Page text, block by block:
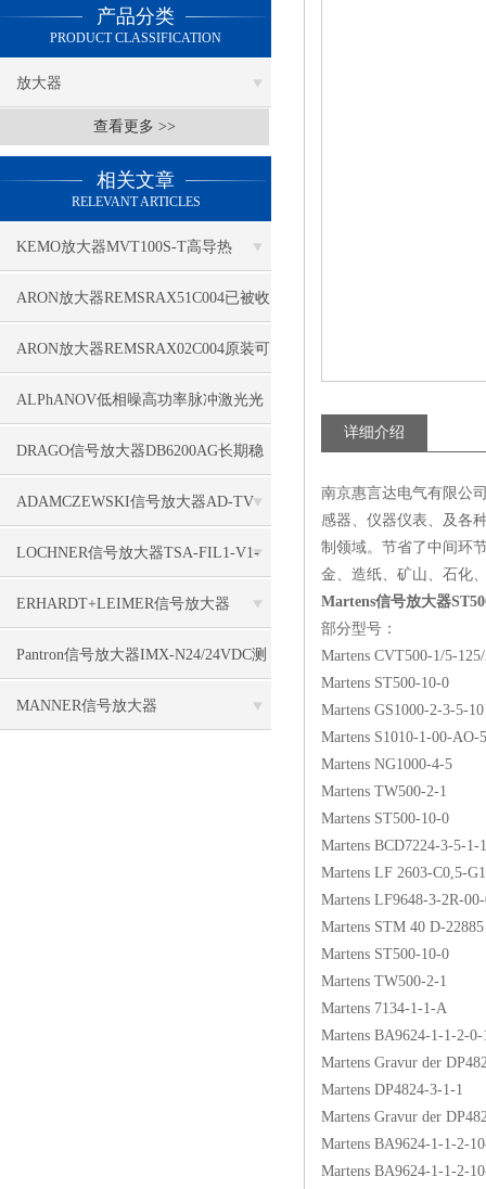
产品分类
PRODUCT CLASSIFICATION
放大器
查看更多 >>
相关文章
RELEVANT ARTICLES
KEMO放大器MVT100S-T高导热
ARON放大器REMSRAX51C004已被收
购
ARON放大器REMSRAX02C004原装可
靠性
ALPhANOV低相噪高功率脉冲激光光
纤放大系统S-CB
DRAGO信号放大器DB6200AG长期稳
定性
ADAMCZEWSKI信号放大器AD-TV
200 GS可靠性
LOCHNER信号放大器TSA-FIL1-V1-
5K-BW-V1 a-nr:501542彩色
ERHARDT+LEIMER信号放大器
00302990 CV 2201
Pantron信号放大器IMX-N24/24VDC测
试输入
MANNER信号放大器
MW_1kNm_0.05_-10+85_PCM16_6620_1_6.3_S20000_XTREMA-
详细介绍
南京惠言达电气有限公
感器、仪器仪表、及各
制领域。节省了中间环
金、造纸、矿山、石化
Martens信号放大器
部分型号：
Martens CVT500-1/5-
Martens ST500-10-0
Martens GS1000-2-3-5-10
Martens S1010-1-00-
Martens NG1000-4-5
Martens TW500-2-1
Martens ST500-10-0
Martens BCD7224-3-5-1-1
Martens LF 2603-C0,5-
Martens LF9648-3-2R-
Martens STM 40 D-22885
Martens ST500-10-0
Martens TW500-2-1
Martens 7134-1-1-A
Martens BA9624-1-1-2-0-
Martens Gravur der
Martens DP4824-3-1-1
Martens Gravur der
Martens BA9624-1-1-2-
Martens BA9624-1-1-2-